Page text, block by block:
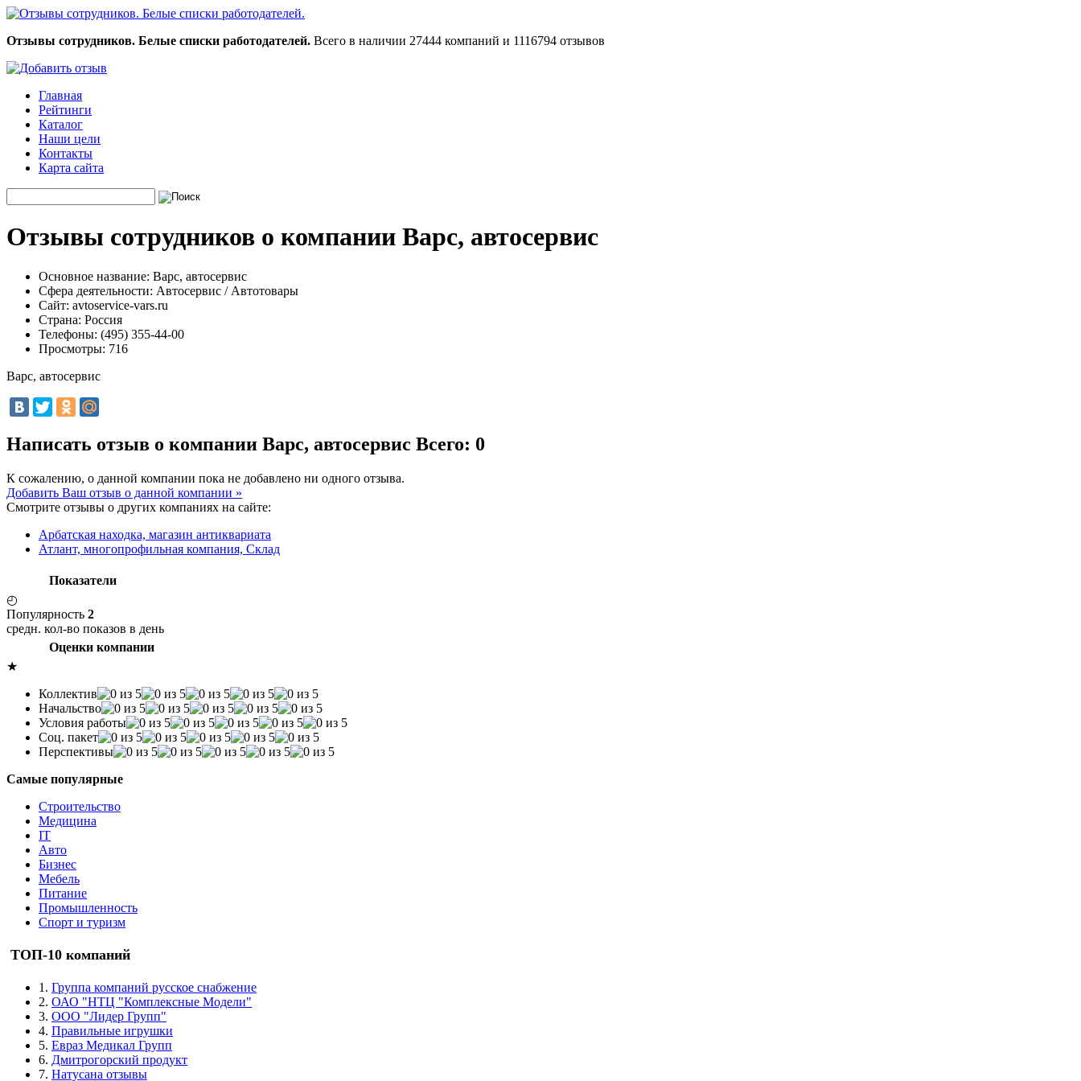
Отзывы сотрудников. Белые списки работодателей. Всего в наличии 27444 компаний и 1116794 отзывов
Главная
Рейтинги
Каталог
Наши цели
Контакты
Карта сайта
Отзывы сотрудников о компании Варс, автосервис
Основное название: Варс, автосервис
Сфера деятельности: Автосервис / Автотовары
Сайт: avtoservice-vars.ru
Страна: Россия
Телефоны: (495) 355-44-00
Просмотры: 716
Варс, автосервис
Написать отзыв о компании Варс, автосервис Всего: 0
К сожалению, о данной компании пока не добавлено ни одного отзыва.
Добавить Ваш отзыв о данной компании »
Смотрите отзывы о других компаниях на сайте:
Арбатская находка, магазин антиквариата
Атлант, многопрофильная компания, Склад
Показатели
◴
Популярность 2
средн. кол-во показов в день
Оценки компании
★
Коллектив
Начальство
Условия работы
Соц. пакет
Перспективы
Самые популярные
Строительство
Медицина
IT
Авто
Бизнес
Мебель
Питание
Промышленность
Спорт и туризм
ТОП-10 компаний
1. Группа компаний русское снабжение
2. ОАО "НТЦ "Комплексные Модели"
3. ООО "Лидер Групп"
4. Правильные игрушки
5. Евраз Медикал Групп
6. Дмитрогорский продукт
7. Натусана отзывы